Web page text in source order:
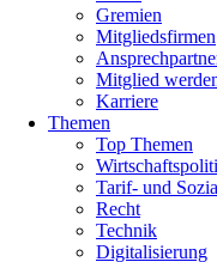
Gremien
Mitgliedsfirmen
Mitglied
Karriere
Themen
Top Themen
Tarif- und
Recht
Technik
Digitalisierung